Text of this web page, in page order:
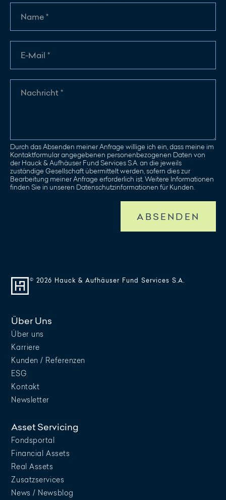
Durch das Absenden meiner Anfrage willige ich ein, dass meine im
Kontaktformular angegebenen personenbezogenen Daten von
der Hauck & Aufhäuser Fund Services S.A. an die jeweils
zuständige Gesellschaft übermittelt werden, sofern dies zur
Bearbeitung meiner Anfrage erforderlich ist. Weitere Informationen
finden Sie in unseren Datenschutzinformationen für Kunden.
ABSENDEN
© 2026 Hauck & Aufhäuser Fund Services S.A.
Über Uns
Über uns
Karriere
Kunden / Referenzen
ESG
Kontakt
Newsletter
Asset Servicing
Fondsportal
Financial Assets
Real Assets
Zusatzservices
News / Newsblog